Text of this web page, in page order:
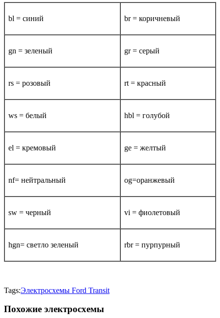
bl = синий br = коричневый
gn = зеленый gr = серый
rs = розовый rt = красный
ws = белый hbl = голубой
el = кремовый ge = желтый
nf= нейтральный og=оранжевый
sw = черный vi = фиолетовый
hgn= светло зеленый rbr = пурпурный
Tags:Электросхемы Ford Transit
Похожие электросхемы